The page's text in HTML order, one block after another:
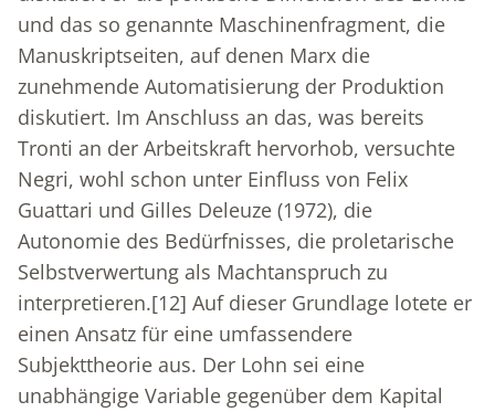
und das so genannte Maschinenfragment, die
Manuskriptseiten, auf denen Marx die
zunehmende Automatisierung der Produktion
diskutiert. Im Anschluss an das, was bereits
Tronti an der Arbeitskraft hervorhob, versuchte
Negri, wohl schon unter Einfluss von Felix
Guattari und Gilles Deleuze (1972), die
Autonomie des Bedürfnisses, die proletarische
Selbstverwertung als Machtanspruch zu
interpretieren.[12] Auf dieser Grundlage lotete er
einen Ansatz für eine umfassendere
Subjekttheorie aus. Der Lohn sei eine
unabhängige Variable gegenüber dem Kapital